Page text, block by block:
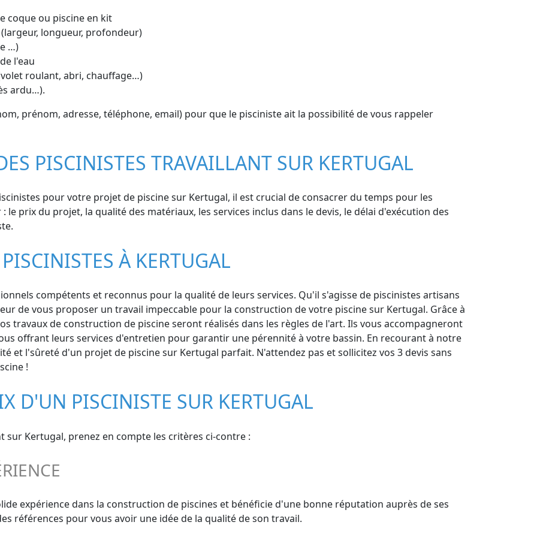
coque ou piscine en kit
longueur, profondeur)
…)
l'eau
roulant, abri, chauffage…)
ardu…).
prénom, adresse, téléphone, email) pour que le pisciniste ait la possibilité de vous rappeler
PISCINISTES TRAVAILLANT SUR KERTUGAL
pour votre projet de piscine sur Kertugal, il est crucial de consacrer du temps pour les
le prix du projet, la qualité des matériaux, les services inclus dans le devis, le délai d'exécution des
À KERTUGAL
compétents et reconnus pour la qualité de leurs services. Qu'il s'agisse de piscinistes artisans
de vous proposer un travail impeccable pour la construction de votre piscine sur Kertugal. Grâce à
travaux de construction de piscine seront réalisés dans les règles de l'art. Ils vous accompagneront
offrant leurs services d'entretien pour garantir une pérennité à votre bassin. En recourant à notre
et l'sûreté d'un projet de piscine sur Kertugal parfait. N'attendez pas et sollicitez vos 3 devis sans
!
D'UN PISCINISTE SUR KERTUGAL
Kertugal, prenez en compte les critères ci-contre :
expérience dans la construction de piscines et bénéficie d'une bonne réputation auprès de ses
références pour vous avoir une idée de la qualité de son travail.